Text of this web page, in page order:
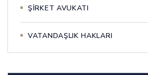
ŞİRKET AVUKATI
VATANDAŞLIK HAKLARI